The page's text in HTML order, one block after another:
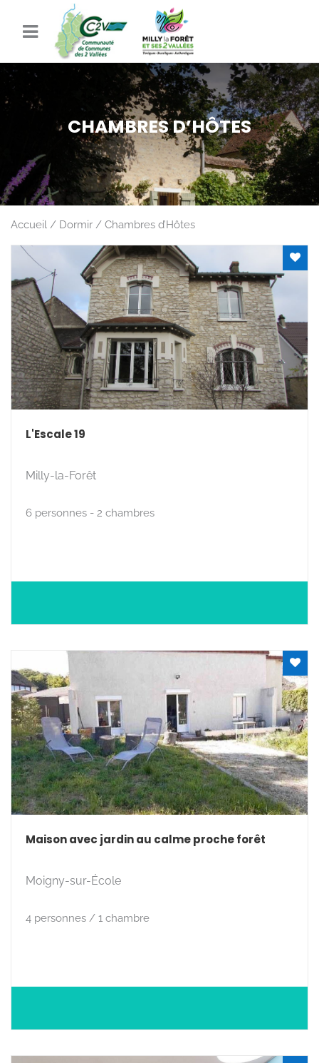
CHAMBRES D’HÔTES
Accueil Dormir Chambres d’Hôtes
L'Escale 19
Milly-la-Forêt
6 personnes - 2 chambres
Maison avec jardin au calme proche forêt
Moigny-sur-École
4 personnes / 1 chambre